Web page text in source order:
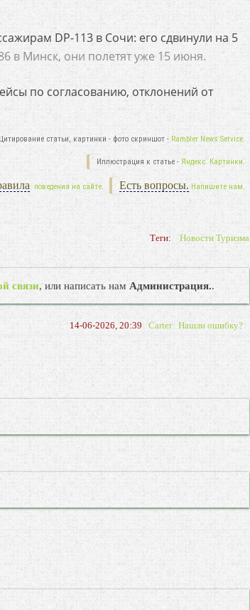
DP-113 в Сочи: его сдвинули на 5
в Минск, они полетят уже 15 июня.
по согласованию, отклонений от
статьи, картинки - фото скриншот - Rambler News Service.
Иллюстрация к статье - Яндекс. Картинки.
Есть вопросы. Напишите нам.
поведения на сайте.
Теги:Новости Туризма
связи, или написать нам Администрация..
14-06-2026, 20:39 Carter Нашли ошибку?